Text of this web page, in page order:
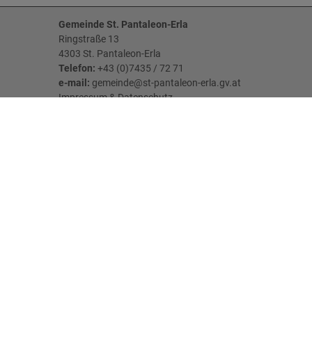
Gemeinde St. Pantaleon-Erla
Ringstraße 13
4303 St. Pantaleon-Erla
Telefon: +43 (0)7435 / 72 71
e-mail: gemeinde@st-pantaleon-erla.gv.at
Impressum&Datenschutz